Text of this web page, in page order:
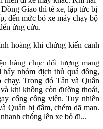
Giao thì té xe, lập tức bị
đến mức bỏ xe máy chạy bộ
ứng cứu.
hoàng khi chứng kiến cảnh
hàng chục đối tượng mang
nhóm địch thủ quá đông,
Trong đó Tân và Quân
khi không còn đường thoát,
cổng công viên. Tuy nhiên
Quân bị đâm, chém dã man.
chóng lên xe bỏ đi...